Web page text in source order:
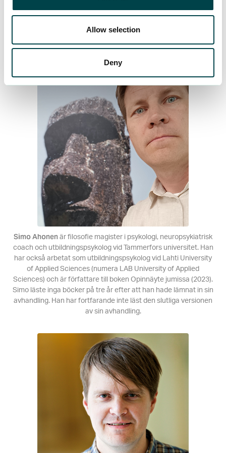
Allow selection
Deny
YTK Tutors experter
Simo Ahonen är filosofie magister i psykologi, neuropsykiatrisk
coach och utbildningspsykolog vid Tammerfors universitet. Han
har också arbetat som utbildningspsykolog vid Lahti University
of Applied Sciences (numera LAB University of Applied
Sciences) och är författare till boken Opinnäyte jumissa (2023).
Simo läste inga böcker på tre år efter att han hade lämnat in sin
avhandling. Han har fortfarande inte läst den slutliga versionen
av sin avhandling.